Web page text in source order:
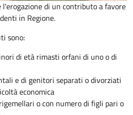
l'erogazione di un contributo a favore
in Regione.
sono:
di età rimasti orfani di uno o di
e di genitori separati o divorziati
economica
o con numero di figli pari o